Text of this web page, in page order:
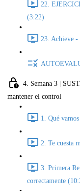
22.
(3:22)
23. Achieve -
4. Semana 3 |
mantener el control
1. Qué
2. Te cuesta
3. Primera
correctamente